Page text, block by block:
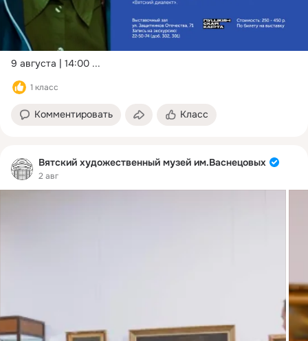
9 августа | 14:00 ...
1 класс
Комментировать Класс
Вятский художественный музей им.Васнецовых
2 авг